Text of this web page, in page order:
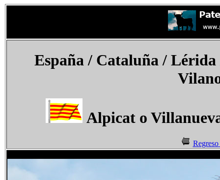
España/ Cataluña /
Alpicat o